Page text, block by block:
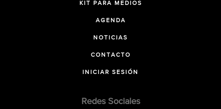
KIT PARA MEDIOS
AGENDA
NOTICIAS
CONTACTO
INICIAR SESIÓN
Redes Sociales